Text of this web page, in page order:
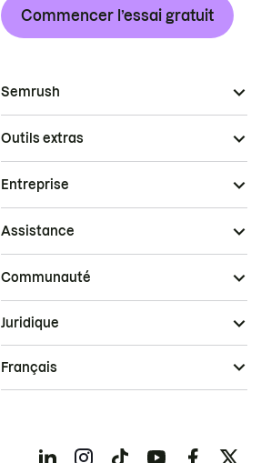
Commencer l’essai gratuit
Semrush
Outils extras
Entreprise
Assistance
Communauté
Juridique
Français